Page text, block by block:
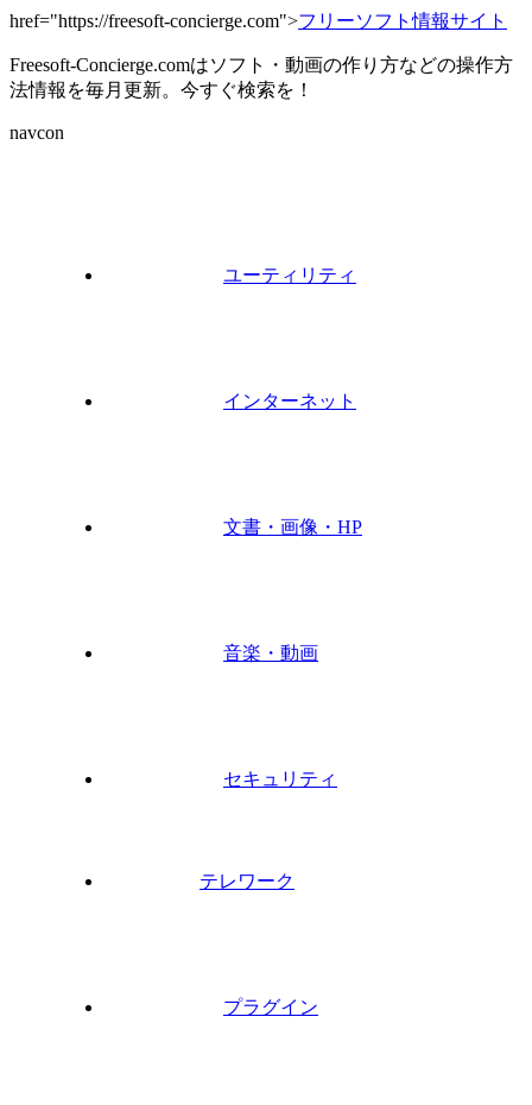
href="https://freesoft-concierge.com">フリーソフト情報サイト
Freesoft-Concierge.comはソフト・動画の作り方などの操作方
法情報を毎月更新。今すぐ検索を！
navcon
ユーティリティ
インターネット
文書・画像・HP
音楽・動画
セキュリティ
テレワーク
プラグイン